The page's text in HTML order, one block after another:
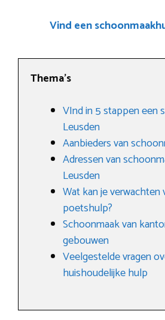
Vind een
Thema’s
VInd in 5 stappen een
Leusden
Aanbieders van
Adressen van
Leusden
Wat kan je verwachten
poetshulp?
Schoonmaak van
gebouwen
Veelgestelde vragen
huishoudelijke hulp